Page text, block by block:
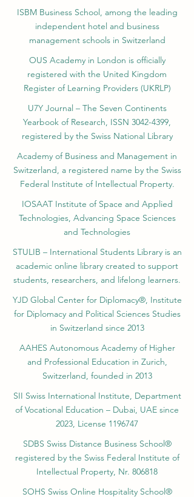
ISBM Business School, among the leading
independent hotel and business
management schools in Switzerland
OUS Academy in London is officially
registered with the United Kingdom
Register of Learning Providers (UKRLP)
U7Y Journal – The Seven Continents
Yearbook of Research, ISSN 3042-4399,
registered by the Swiss National Library
Academy of Business and Management in
Switzerland, a registered name by the Swiss
Federal Institute of Intellectual Property.
IOSAAT Institute of Space and Applied
Technologies, Advancing Space Sciences
and Technologies
STULIB – International Students Library is an
academic online library created to support
students, researchers, and lifelong learners.
YJD Global Center for Diplomacy®, Institute
for Diplomacy and Political Sciences Studies
in Switzerland since 2013
AAHES Autonomous Academy of Higher
and Professional Education in Zurich,
Switzerland, founded in 2013
SII Swiss International Institute, Department
of Vocational Education – Dubai, UAE since
2023, License 1196747
SDBS Swiss Distance Business School®
registered by the Swiss Federal Institute of
Intellectual Property, Nr. 806818
SOHS Swiss Online Hospitality School®